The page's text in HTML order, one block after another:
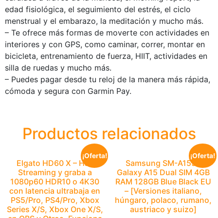
edad fisiológica, el seguimiento del estrés, el ciclo
menstrual y el embarazo, la meditación y mucho más.
– Te ofrece más formas de moverte con actividades en
interiores y con GPS, como caminar, correr, montar en
bicicleta, entrenamiento de fuerza, HIIT, actividades en
silla de ruedas y mucho más.
– Puedes pagar desde tu reloj de la manera más rápida,
cómoda y segura con Garmin Pay.
Productos relacionados
¡Oferta!
Elgato HD60 X – Haz
Streaming y graba a
1080p60 HDR10 o 4K30
con latencia ultrabaja en
PS5/Pro, PS4/Pro, Xbox
Series X/S, Xbox One X/S,
¡Oferta!
Samsung SM-A155F
Galaxy A15 Dual SIM 4GB
RAM 128GB Blue Black EU
– [Versiones italiano,
húngaro, polaco, rumano,
austriaco y suizo]